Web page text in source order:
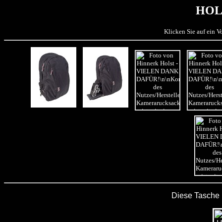
Klicken Sie auf ein
Diese